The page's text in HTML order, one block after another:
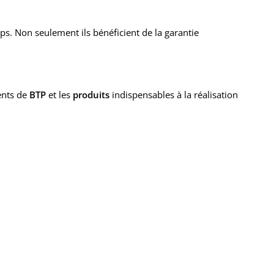
Non seulement ils bénéficient de la garantie
de BTP et les produits indispensables à la réalisation